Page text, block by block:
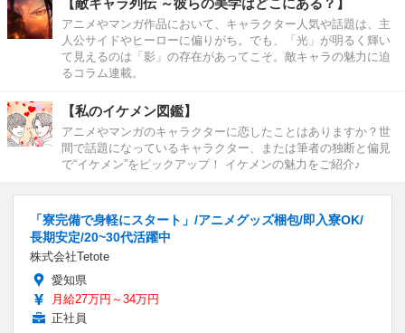
アニメやマンガ作品において、キャラクター人気や話題は、主
人公サイドやヒーローに偏りがち。でも、「光」が明るく輝い
て見えるのは「影」の存在があってこそ。敵キャラの魅力に迫
るコラム連載。
【私のイケメン図鑑】
アニメやマンガのキャラクターに恋したことはありますか？世
間で話題になっているキャラクター、または筆者の独断と偏見
で“イケメン”をピックアップ！ イケメンの魅力をご紹介♪
「寮完備で身軽にスタート」/アニメグッズ梱包/即入寮OK/
長期安定/20~30代活躍中
株式会社Tetote
愛知県
月給27万円～34万円
正社員